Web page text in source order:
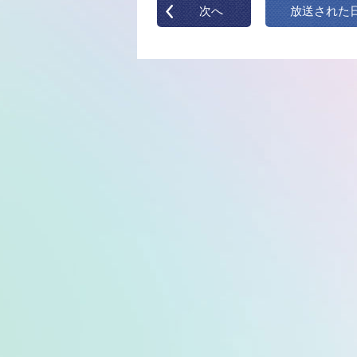
次へ 放送された